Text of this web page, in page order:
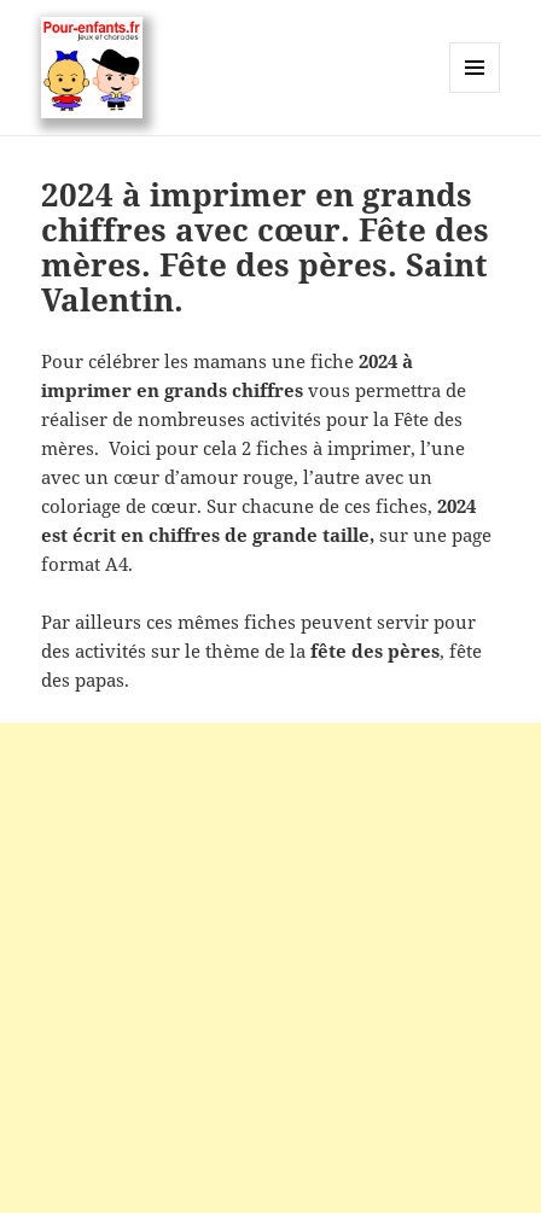
devinettes, pour enfants.
2024 à imprimer en grands
chiffres avec cœur. Fête des
mères. Fête des pères. Saint
Valentin.
Pour célébrer les mamans une fiche 2024 à
imprimer en grands chiffres vous permettra de
réaliser de nombreuses activités pour la Fête des
mères. Voici pour cela 2 fiches à imprimer, l’une
avec un cœur d’amour rouge, l’autre avec un
coloriage de cœur. Sur chacune de ces fiches,2024
est écrit en chiffres de grande taille,sur une page
format A4.
Par ailleurs ces mêmes fiches peuvent servir pour
des activités sur le thème de lafête des pères, fête
des papas.